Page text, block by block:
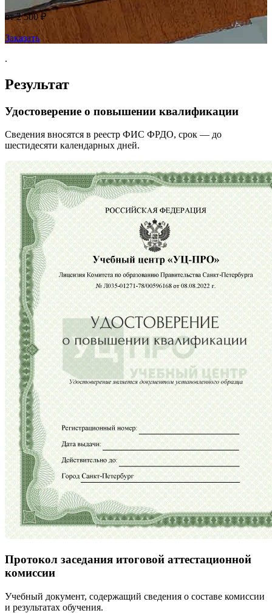
от 2 500 ₽
Заказать
.
Результат
Удостоверение о повышении квалификации
Сведения вносятся в реестр ФИС ФРДО, срок — до
шестидесяти календарных дней.
Протокол заседания итоговой аттестационной
комиссии
Учебный документ, содержащий сведения о составе комиссии
и результатах обучения.